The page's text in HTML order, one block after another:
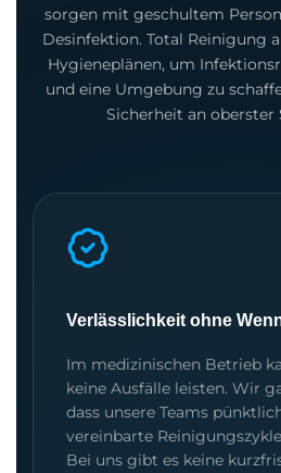
sorgen mit geschultem
Desinfektion. Total Reinigung
Hygieneplänen, um
und eine Umgebung zu
Sicherheit an oberster
Verlässlichkeit ohne
Im medizinischen Betrieb
keine Ausfälle leisten. Wir
dass unsere Teams
vereinbarte
Bei uns gibt es keine